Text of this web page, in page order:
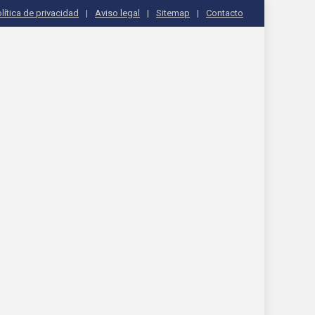
de privacidad Aviso legal Sitemap Contacto